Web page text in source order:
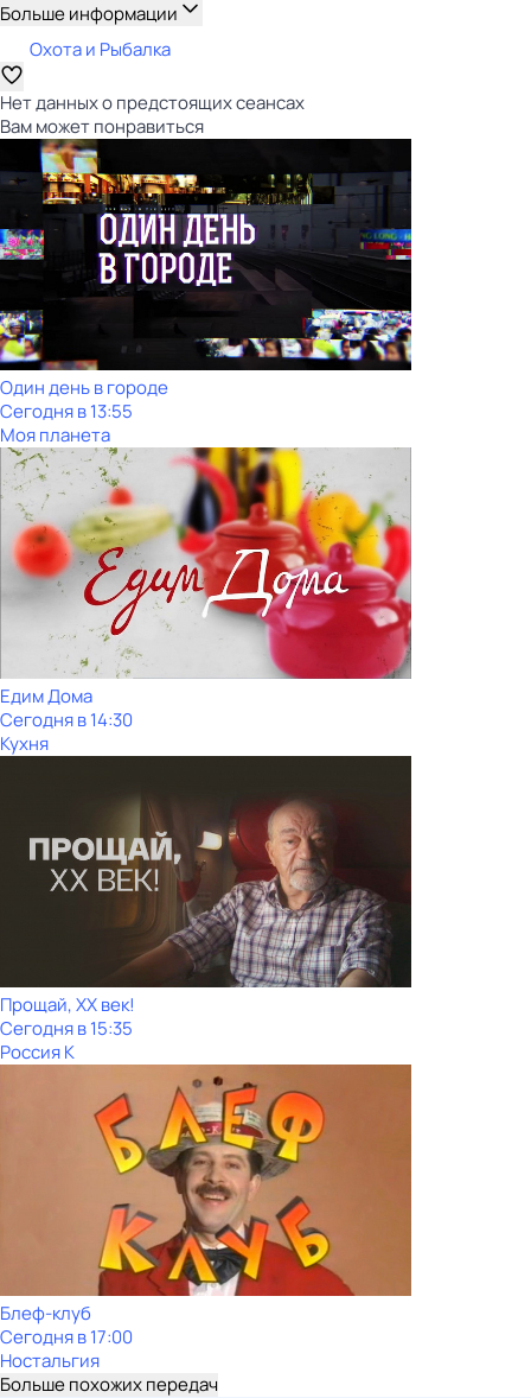
Больше информации
Охота и Рыбалка
Нет данных о предстоящих сеансах
Вам может понравиться
Один день в городе
Сегодня в 13:55
Моя планета
Едим Дома
Сегодня в 14:30
Кухня
Прощай, ХХ век!
Сегодня в 15:35
Россия К
Блеф-клуб
Сегодня в 17:00
Ностальгия
Больше похожих передач